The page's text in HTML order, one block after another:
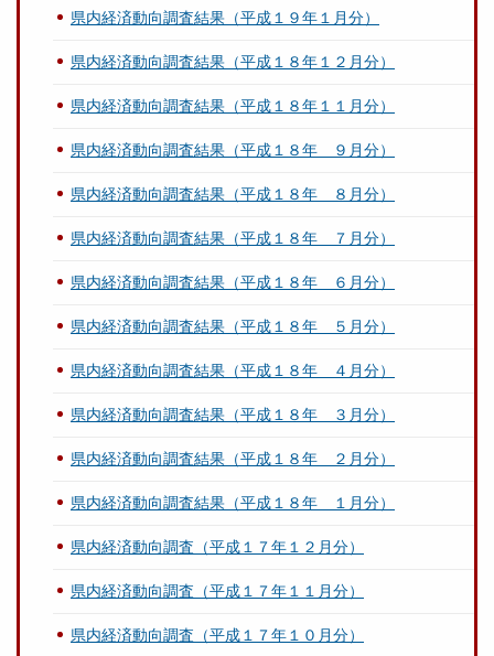
県内経済動向調査結果（平成１９年１月分）
県内経済動向調査結果（平成１８年１２月分）
県内経済動向調査結果（平成１８年１１月分）
県内経済動向調査結果（平成１８年 ９月分）
県内経済動向調査結果（平成１８年 ８月分）
県内経済動向調査結果（平成１８年 ７月分）
県内経済動向調査結果（平成１８年 ６月分）
県内経済動向調査結果（平成１８年 ５月分）
県内経済動向調査結果（平成１８年 ４月分）
県内経済動向調査結果（平成１８年 ３月分）
県内経済動向調査結果（平成１８年 ２月分）
県内経済動向調査結果（平成１８年 １月分）
県内経済動向調査（平成１７年１２月分）
県内経済動向調査（平成１７年１１月分）
県内経済動向調査（平成１７年１０月分）